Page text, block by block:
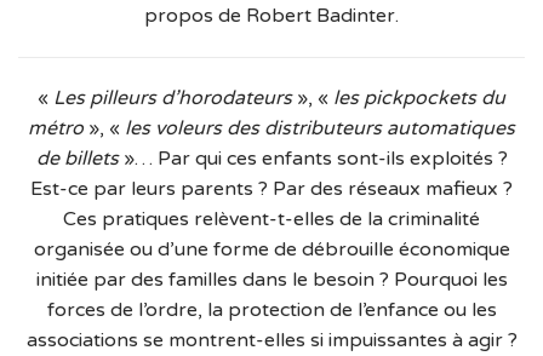
propos de Robert Badinter.
« Les pilleurs d’horodateurs», « les pickpockets du
métro », « les voleurs des distributeurs automatiques
de billets»… Par qui ces enfants sont-ils exploités ?
Est-ce par leurs parents ? Par des réseaux mafieux ?
Ces pratiques relèvent-t-elles de la criminalité
organisée ou d’une forme de débrouille économique
initiée par des familles dans le besoin ? Pourquoi les
forces de l’ordre, la protection de l’enfance ou les
associations se montrent-elles si impuissantes à agir ?